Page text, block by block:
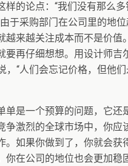
样的论点：“我们没有那么
于采购部门在公司里的地
越来越关注成本而不是价值
要再仔细想想。用设计师吉
，“人们会忘记价格，但他
单是一个预算的问题，它还
争激烈的全球市场中，你应
。如果你做到了，你就会获
你在公司的地位也会更加稳